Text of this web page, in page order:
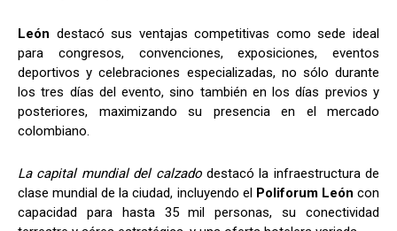
León destacó sus ventajas competitivas como sede ideal
para congresos, convenciones, exposiciones, eventos
deportivos y celebraciones especializadas, no sólo durante
los tres días del evento, sino también en los días previos y
posteriores, maximizando su presencia en el mercado
colombiano.
La capitalmundial del calzadodestacó la infraestructura de
clase mundial de la ciudad, incluyendo el Poliforum León con
capacidad para hasta 35 mil personas, su conectividad